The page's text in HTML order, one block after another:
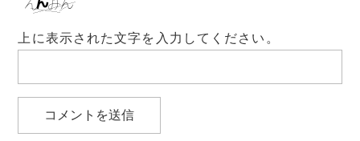
上に表示された文字を入力してください。